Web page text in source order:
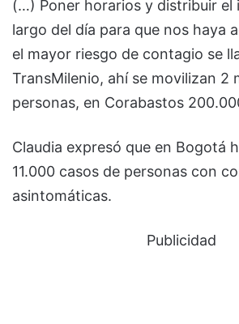
(…) Poner horarios y distribuir el
largo del día para que nos haya
el mayor riesgo de contagio se
TransMilenio, ahí se movilizan 2
personas, en Corabastos
Claudia expresó que en Bogotá
11.000 casos de personas con
asintomáticas.
Publicidad